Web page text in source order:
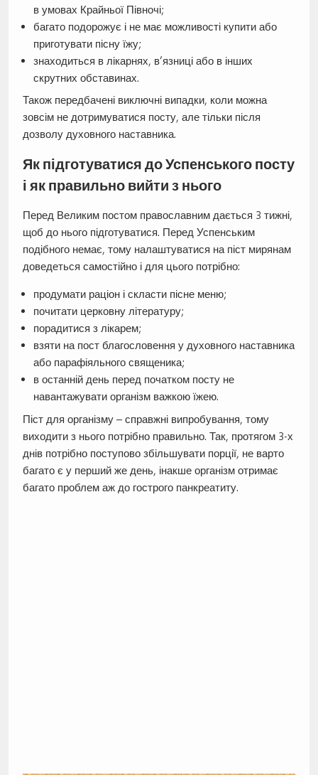
в умовах Крайньої Півночі;
багато подорожує і не має можливості купити або
приготувати пісну їжу;
знаходиться в лікарнях, в’язниці або в інших
скрутних обставинах.
Також передбачені виключні випадки, коли можна
зовсім не дотримуватися посту, але тільки після
дозволу духовного наставника.
Як підготуватися до Успенського посту
і як правильно вийти з нього
Перед Великим постом православним дається 3 тижні,
щоб до нього підготуватися. Перед Успенським
подібного немає, тому налаштуватися на піст мирянам
доведеться самостійно і для цього потрібно:
продумати раціон і скласти пісне меню;
почитати церковну літературу;
порадитися з лікарем;
взяти на пост благословення у духовного наставника
або парафіяльного священика;
в останній день перед початком посту не
навантажувати організм важкою їжею.
Піст для організму – справжні випробування, тому
виходити з нього потрібно правильно. Так, протягом 3-х
днів потрібно поступово збільшувати порції, не варто
багато є у перший же день, інакше організм отримає
багато проблем аж до гострого панкреатиту.